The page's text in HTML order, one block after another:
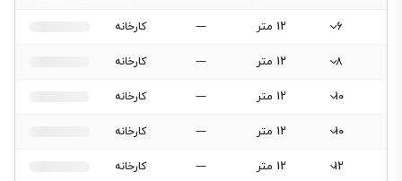
6 12 متر — کارخانه
8 12 متر — کارخانه
10 12 متر — کارخانه
10 12 متر — کارخانه
12 12 متر — کارخانه